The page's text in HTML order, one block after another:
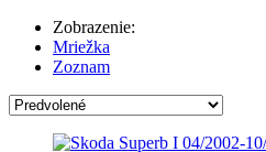
Zobrazenie:
Mriežka
Zoznam